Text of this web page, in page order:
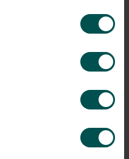
Fler alternativ
(under 24 m),
— Watertight
and cockpits